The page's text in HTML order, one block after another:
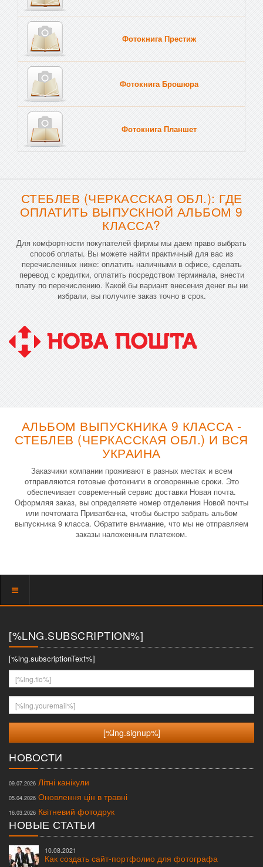
Фотокнига Престиж
Фотокнига Брошюра
Фотокнига Планшет
СТЕБЛЕВ (ЧЕРКАССКАЯ ОБЛ.): ГДЕ
ОПЛАТИТЬ ВЫПУСКНОЙ АЛЬБОМ 9
КЛАССА?
Для комфортности покупателей фирмы мы даем право выбрать
способ оплаты. Вы можете найти практичный для вас из
перечисленных ниже: оплатить наличными в офисе, сделать
перевод с кредитки, оплатить посредством терминала, внести
плату по перечислению. Какой бы вариант внесения денег вы ни
избрали, вы получите заказ точно в срок.
АЛЬБОМ ВЫПУСКНИКА 9 КЛАССА -
СТЕБЛЕВ (ЧЕРКАССКАЯ ОБЛ.) И ВСЯ
УКРАИНА
Заказчики компании проживают в разных местах и всем
отправляются готовые фотокниги в оговоренные сроки. Это
обеспечивает современный сервис доставки Новая почта.
Оформляя заказ, вы определяете номер отделения Новой почты
или почтомата Приватбанка, чтобы быстро забрать альбом
выпускника 9 класса. Обратите внимание, что мы не отправляем
заказы наложенным платежом.
Показать
[%LNG.SUBSCRIPTION%]
[%lng.subscriptionText%]
[%lng.fio%]
[%lng.youremail%]
НОВОСТИ
09.07.2026 Літні канікули
05.04.2026 Оновлення цін в травні
16.03.2026 Квітневий фотодрук
НОВЫЕ СТАТЬИ
10.08.2021
Как создать сайт-портфолио для фотографа